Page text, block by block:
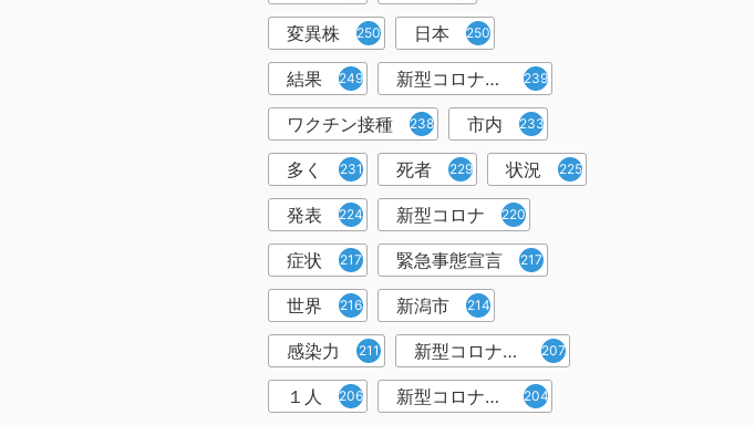
変異株 250 日本 250
結果 249 新型コロナウイルスワクチン 239
ワクチン接種 238 市内 233
多く 231 死者 229 状況 225
発表 224 新型コロナ 220
症状 217 緊急事態宣言 217
世界 216 新潟市 214
感染力 211 新型コロナウイルス感染者 207
１人 206 新型コロナウイルス対策 204